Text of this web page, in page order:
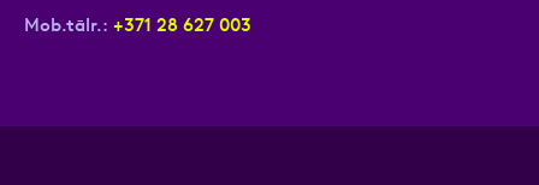
Mob.tālr.: +371 28 627 003